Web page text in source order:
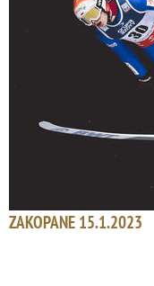
ZAKOPANE 15.1.2023